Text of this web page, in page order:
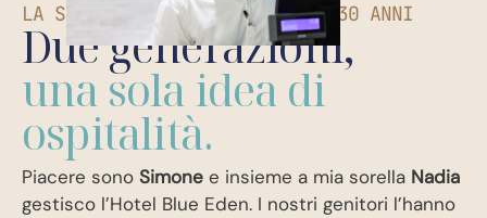
LA STESSA FAMIGLIA, DA OLTRE 30 ANNI
Due generazioni,
una sola idea di
ospitalità.
Piacere sono Simone e insieme a mia sorella Nadia
gestisco l’Hotel Blue Eden. I nostri genitori l’hanno